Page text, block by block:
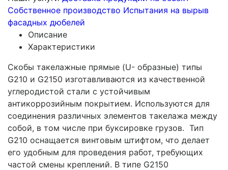
Собственное производство Испытания на вырыв
фасадных дюбелей
Описание
Характеристики
Скобы такелажные прямые (U- образные) типы
G210 и G2150 изготавливаются из качественной
углеродистой стали с устойчивым
антикоррозийным покрытием. Используются для
соединения различных элементов такелажа между
собой, в том числе при буксировке грузов. Тип
G210 оснащается винтовым штифтом, что делает
его удобным для проведения работ, требующих
частой смены креплений. В типе G2150